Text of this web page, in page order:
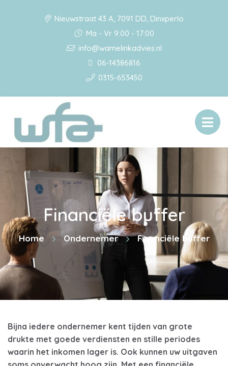
Nieuwstraat 43 A, 7091 DD, Dinxperlo
Ma - Vr 9:00 - 17:00
info@wamelinkadvies.nl
06-14386816
0315-653450
Financiële buffer
Home Ondernemer Financiële buffer
Bijna iedere ondernemer kent tijden van grote
drukte met goede verdiensten en stille periodes
waarin het inkomen lager is. Ook kunnen uw uitgaven